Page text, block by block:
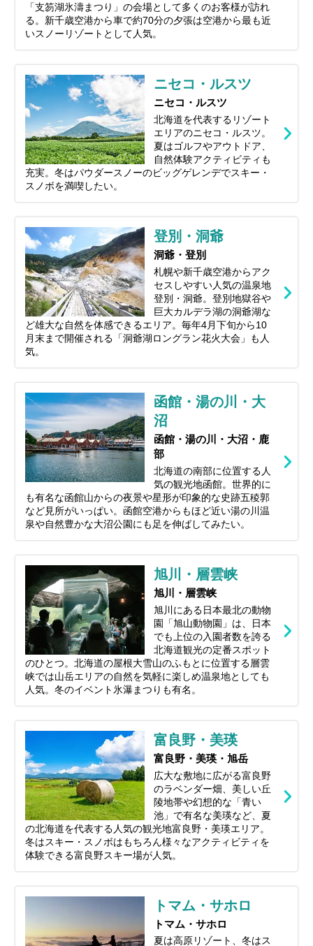
「支笏湖氷濤まつり」の会場として多くのお客様が訪れ
る。新千歳空港から車で約70分の夕張は空港から最も近
いスノーリゾートとして人気。
ニセコ・ルスツ
ニセコ・ルスツ
北海道を代表するリゾート
エリアのニセコ・ルスツ。
夏はゴルフやアウトドア、
自然体験アクティビティも
充実。冬はパウダースノーのビッグゲレンデでスキー・
スノボを満喫したい。
登別・洞爺
洞爺・登別
札幌や新千歳空港からアク
セスしやすい人気の温泉地
登別・洞爺。登別地獄谷や
巨大カルデラ湖の洞爺湖な
ど雄大な自然を体感できるエリア。毎年4月下旬から10
月末まで開催される「洞爺湖ロングラン花火大会」も人
気。
函館・湯の川・大
沼
函館・湯の川・大沼・鹿
部
北海道の南部に位置する人
気の観光地函館。世界的に
も有名な函館山からの夜景や星形が印象的な史跡五稜郭
など見所がいっぱい。函館空港からもほど近い湯の川温
泉や自然豊かな大沼公園にも足を伸ばしてみたい。
旭川・層雲峡
旭川・層雲峡
旭川にある日本最北の動物
園「旭山動物園」は、日本
でも上位の入園者数を誇る
北海道観光の定番スポット
のひとつ。北海道の屋根大雪山のふもとに位置する層雲
峡では山岳エリアの自然を気軽に楽しめ温泉地としても
人気。冬のイベント氷瀑まつりも有名。
富良野・美瑛
富良野・美瑛・旭岳
広大な敷地に広がる富良野
のラベンダー畑、美しい丘
陵地帯や幻想的な「青い
池」で有名な美瑛など、夏
の北海道を代表する人気の観光地富良野・美瑛エリア。
冬はスキー・スノボはもちろん様々なアクティビティを
体験できる富良野スキー場が人気。
トマム・サホロ
トマム・サホロ
夏は高原リゾート、冬はス